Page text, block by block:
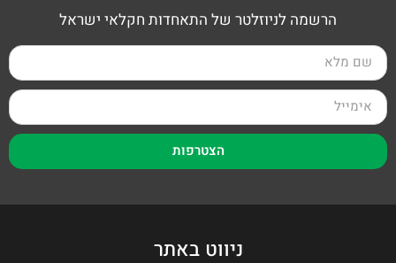
הרשמה לניוזלטר של התאחדות חקלאי ישראל
הצטרפות
ניווט באתר